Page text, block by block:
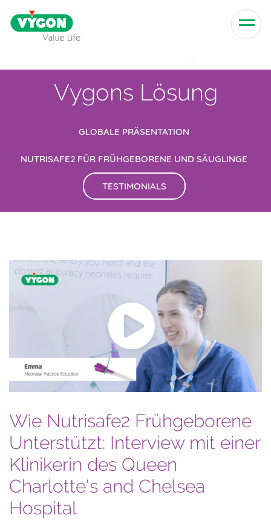
Skip to content
Vygons Lösung
GLOBALE PRÄSENTATION
NUTRISAFE2 FÜR FRÜHGEBORENE UND SÄUGLINGE
TESTIMONIALS
Wie Nutrisafe2 Frühgeborene
Unterstützt: Interview mit einer
Klinikerin des Queen
Charlotte's and Chelsea
Hospital